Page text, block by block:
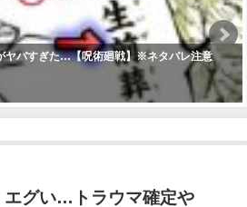
ヤバすぎた…【呪術廻戦】※ネタバレ注意
エグい…トラウマ確定や